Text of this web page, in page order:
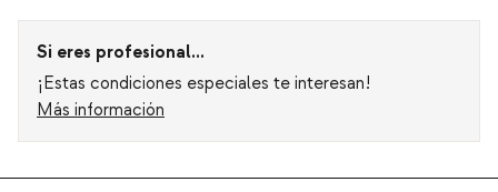
Si eres profesional...
¡Estas condiciones especiales te interesan!
Más información